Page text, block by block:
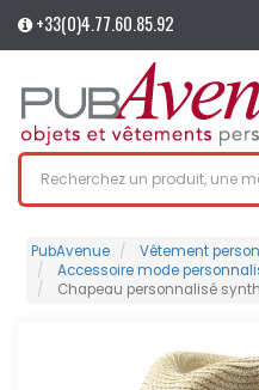
+33(0)4.77.60.85.92
PubAvenue
Vêtement
Accessoire mode
Chapeau personnalisé